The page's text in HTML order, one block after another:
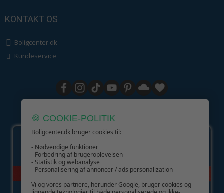
KONTAKT OS
Boligcenter.dk
Kundeservice
GIV GLÆDE MED ET GAVEKORT!
🍪 COOKIE-POLITIK
Boligcenter.dk bruger cookies til:
- Nødvendige funktioner
- Forbedring af brugeroplevelsen
- Statistik og webanalyse
- Personalisering af annoncer / ads personalization
Vi og vores partnere, herunder Google, bruger cookies og